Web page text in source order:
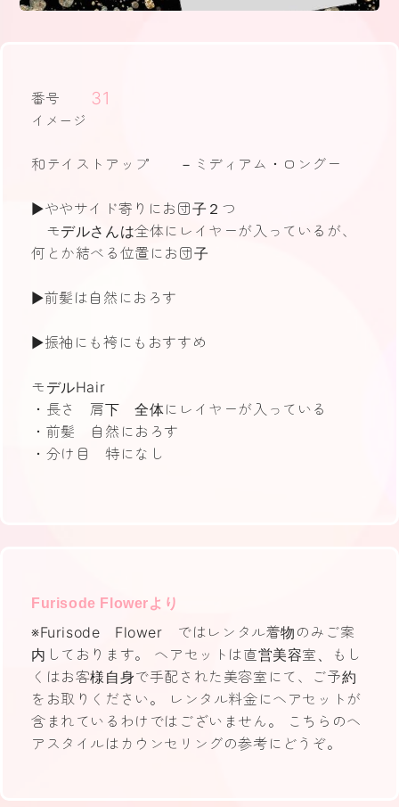
番号 31
イメージ
和テイストアップ －ミディアム・ロングー
▶ややサイド寄りにお団子２つ
モデルさんは全体にレイヤーが入っているが、
何とか結べる位置にお団子
▶前髪は自然におろす
▶振袖にも袴にもおすすめ
モデルHair
・長さ 肩下 全体にレイヤーが入っている
・前髪 自然におろす
・分け目 特になし
Furisode Flowerより
※Furisode Flower ではレンタル着物のみご案
内しております。 ヘアセットは直営美容室、もし
くはお客様自身で手配された美容室にて、ご予約
をお取りください。 レンタル料金にヘアセットが
含まれているわけではございません。 こちらのヘ
アスタイルはカウンセリングの参考にどうぞ。